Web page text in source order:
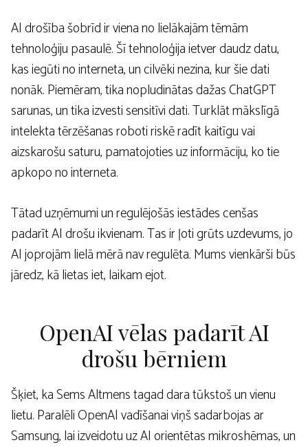
AI drošība šobrīd ir viena no lielākajām tēmām
tehnoloģiju pasaulē. Šī tehnoloģija ietver daudz datu,
kas iegūti no interneta, un cilvēki nezina, kur šie dati
nonāk. Piemēram, tika nopludinātas dažas ChatGPT
sarunas, un tika izvesti sensitīvi dati. Turklāt mākslīgā
intelekta tērzēšanas roboti riskē radīt kaitīgu vai
aizskarošu saturu, pamatojoties uz informāciju, ko tie
apkopo no interneta.
Tātad uzņēmumi un regulējošās iestādes cenšas
padarīt AI drošu ikvienam. Tas ir ļoti grūts uzdevums, jo
AI joprojām lielā mērā nav regulēta. Mums vienkārši būs
jāredz, kā lietas iet, laikam ejot.
OpenAI vēlas padarīt AI
drošu bērniem
Šķiet, ka Sems Altmens tagad dara tūkstoš un vienu
lietu. Paralēli OpenAI vadīšanai viņš sadarbojas ar
Samsung, lai izveidotu uz AI orientētas mikroshēmas, un